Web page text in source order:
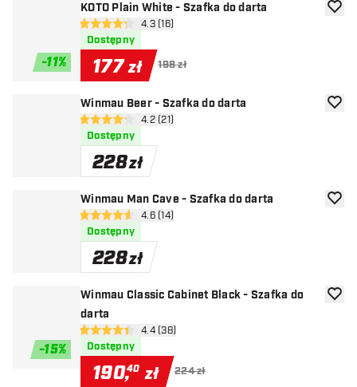
-11%
KOTO Plain White - Szafka do darta
otwórz panel recenzji
4.3 gwiazdki oceny
4.3 (16)
Dostępny
177 zł 198 zł
Winmau Beer - Szafka do darta
otwórz panel recenzji
4.2 gwiazdki oceny
4.2 (21)
Dostępny
228zł
Winmau Man Cave - Szafka do darta
otwórz panel recenzji
4.6 gwiazdki oceny
4.6 (14)
Dostępny
228zł
-15%
Winmau Classic Cabinet Black - Szafka do
darta
otwórz panel recenzji
4.4 gwiazdki oceny
4.4 (38)
Dostępny
190,40 zł 224 zł